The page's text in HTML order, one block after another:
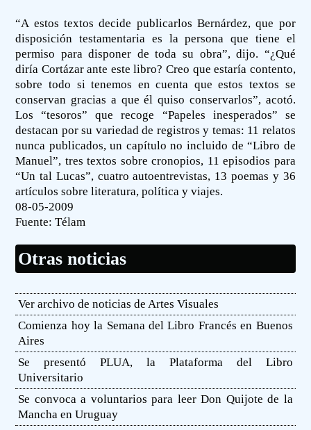
“A estos textos decide publicarlos Bernárdez, que por
disposición testamentaria es la persona que tiene el
permiso para disponer de toda su obra”, dijo. “¿Qué
diría Cortázar ante este libro? Creo que estaría contento,
sobre todo si tenemos en cuenta que estos textos se
conservan gracias a que él quiso conservarlos”, acotó.
Los “tesoros” que recoge “Papeles inesperados” se
destacan por su variedad de registros y temas: 11 relatos
nunca publicados, un capítulo no incluido de “Libro de
Manuel”, tres textos sobre cronopios, 11 episodios para
“Un tal Lucas”, cuatro autoentrevistas, 13 poemas y 36
artículos sobre literatura, política y viajes.
08-05-2009
Fuente:Télam
Otras noticias
Ver archivo de noticias de Artes Visuales
Comienza hoy la Semana del Libro Francés en Buenos
Aires
Se presentó PLUA, la Plataforma del Libro
Universitario
Se convoca a voluntarios para leer Don Quijote de la
Mancha en Uruguay